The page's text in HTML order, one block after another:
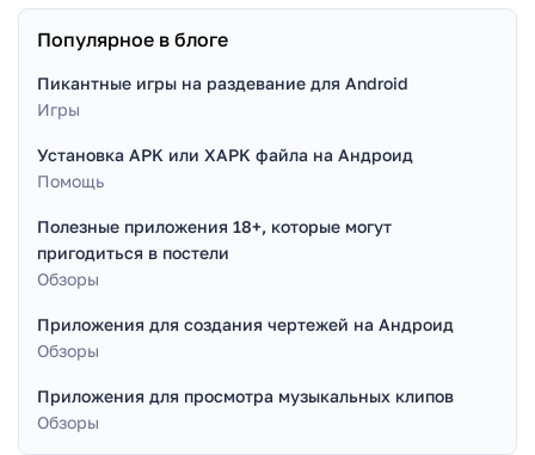
Популярное в блоге
Пикантные игры на раздевание для Android
Игры
Установка APK или XAPK файла на Андроид
Помощь
Полезные приложения 18+, которые могут
пригодиться в постели
Обзоры
Приложения для создания чертежей на Андроид
Обзоры
Приложения для просмотра музыкальных клипов
Обзоры